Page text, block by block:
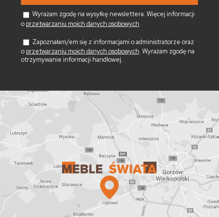
Wyrażam zgodę na wysyłkę newslettera. Więcej informacji
o przetwarzaniu moich danych osobowych
Zapoznałam/em się z informacjami o administratorze oraz
o przetwarzaniu moich danych osobowych. Wyrażam zgodę na
otrzymywanie informacji handlowej.